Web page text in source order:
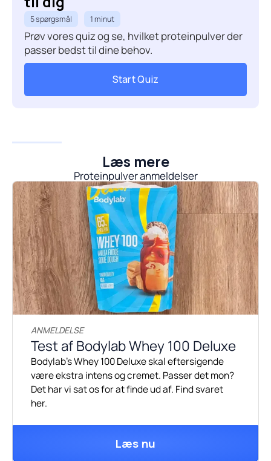
5 spørgsmål 1 minut
Prøv vores quiz og se, hvilket proteinpulver der
passer bedst til dine behov.
Start Quiz
Læs mere
Proteinpulver anmeldelser
ANMELDELSE
Test af Bodylab Whey 100 Deluxe
Bodylab's Whey 100 Deluxe skal eftersigende
være ekstra intens og cremet. Passer det mon?
Det har vi sat os for at finde ud af. Find svaret
her.
Læs nu